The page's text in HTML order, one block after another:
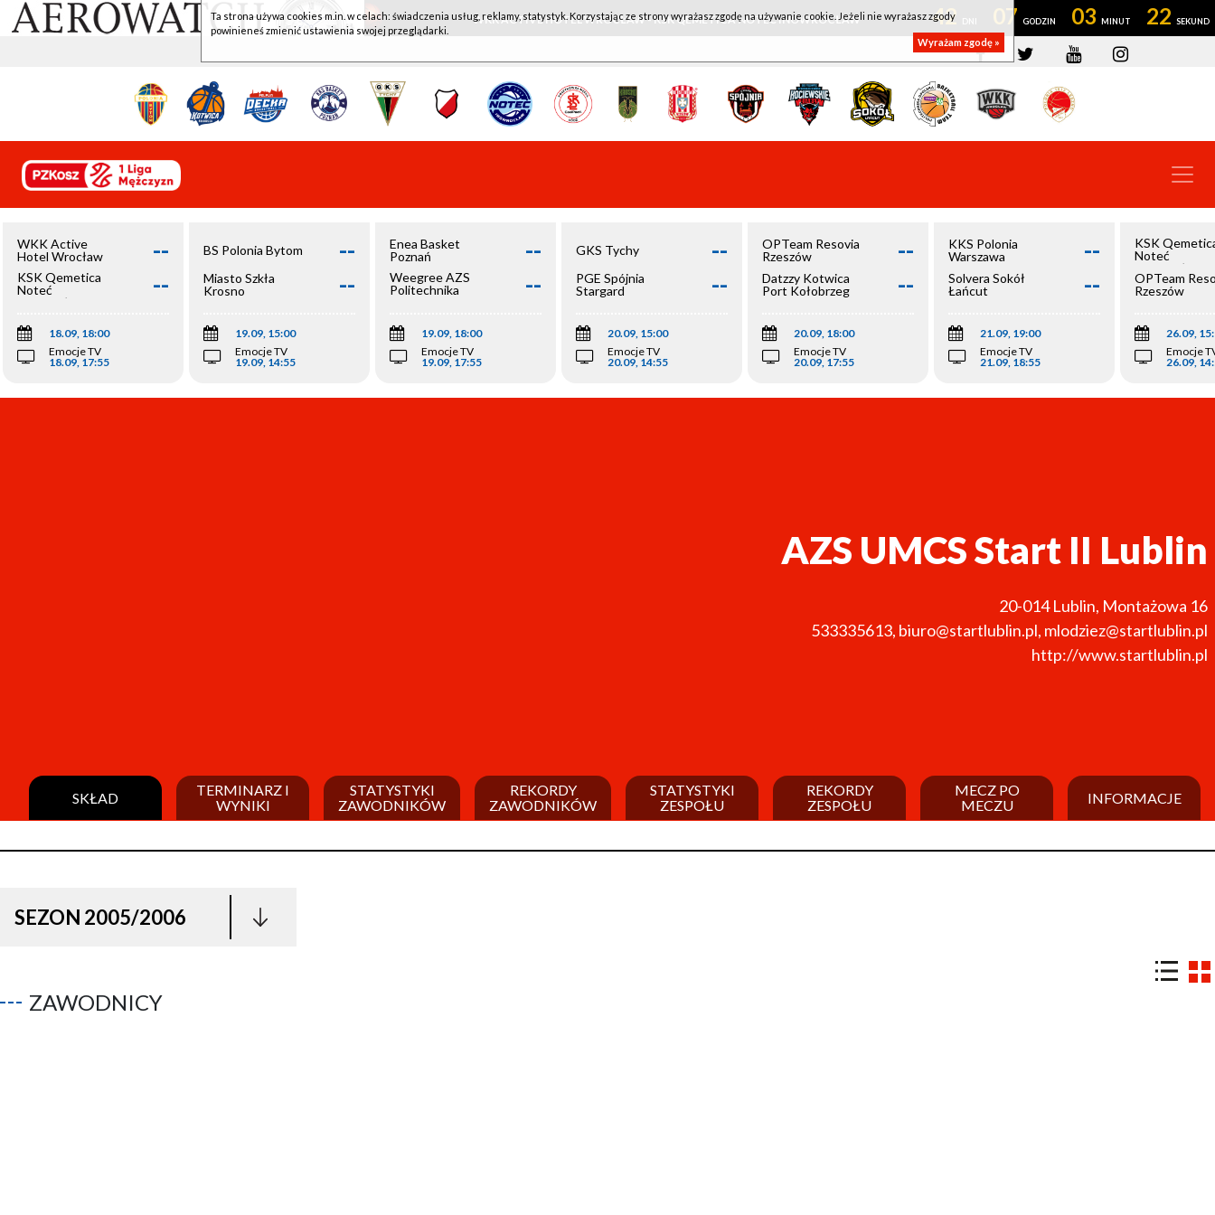
WKK ACTIVE HOTEL WROCŁAW - KSK QEMETICA NOTEĆ INOWROCŁAW 42 07 03 22
WKK Active
Hotel Wrocław
--
KSK Qemetica
Noteć
Inowrocław
--
18.09, 18:00
Emocje TV
18.09, 17:55
BS Polonia Bytom --
Miasto Szkła
Krosno
--
19.09, 15:00
Emocje TV
19.09, 14:55
Enea Basket
Poznań
--
Weegree AZS
Politechnika
--
19.09, 18:00
Emocje TV
19.09, 17:55
GKS Tychy --
PGE Spójnia
Stargard
--
20.09, 15:00
Emocje TV
20.09, 14:55
OPTeam Resovia
Rzeszów
--
Datzzy Kotwica
Port Kołobrzeg
--
20.09, 18:00
Emocje TV
20.09, 17:55
KKS Polonia
Warszawa
--
Solvera Sokół
Łańcut
--
21.09, 19:00
Emocje TV
21.09, 18:55
KSK
Noteć
Inowrocław
OPTeam
Rzeszów
26.09,
Emocje
26.09,
AZS UMCS Start II Lublin
20-014 Lublin, Montażowa 16
533335613, biuro@startlublin.pl, mlodziez@startlublin.pl
http://www.startlublin.pl
SKŁAD
TERMINARZ I
WYNIKI
STATYSTYKI
ZAWODNIKÓW
REKORDY
ZAWODNIKÓW
STATYSTYKI
ZESPOŁU
REKORDY
ZESPOŁU
MECZ PO
MECZU
INFORMACJE
SEZON 2005/2006
ZAWODNICY
Ta strona używa cookies m.in. w celach: świadczenia usług, reklamy, statystyk. Korzystając ze strony wyrażasz zgodę na używanie cookie. Jeżeli nie wyrażasz zgody
powinieneś zmienić ustawienia swojej przeglądarki.
Wyrażam zgodę »